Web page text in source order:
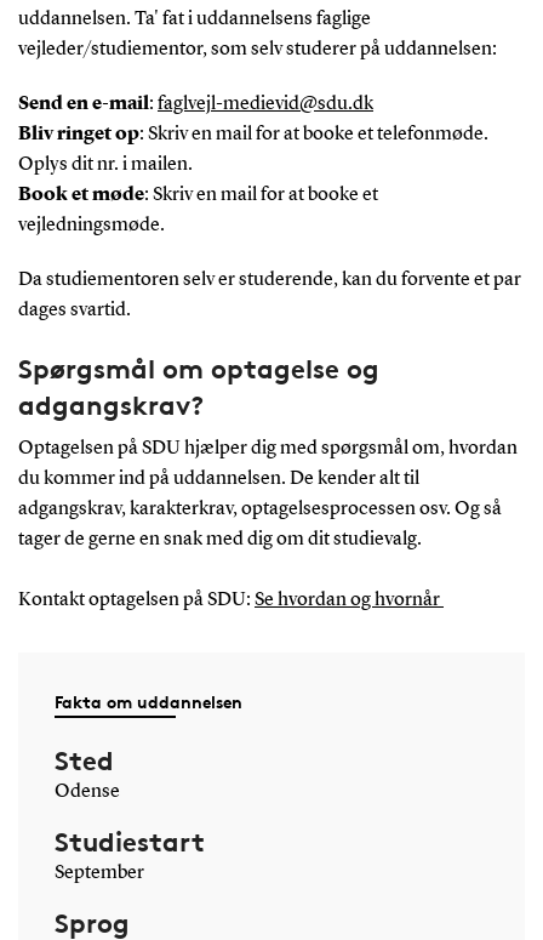
uddannelsen. Ta' fat i uddannelsens faglige
vejleder/studiementor, som selv studerer på uddannelsen:
Send en e-mail: faglvejl-medievid@sdu.dk
Bliv ringet op: Skriv en mail for at booke et telefonmøde.
Oplys dit nr. i mailen.
Book et møde: Skriv en mail for at booke et
vejledningsmøde.
Da studiementoren selv er studerende, kan du forvente et par
dages svartid.
Spørgsmål om optagelse og
adgangskrav?
Optagelsen på SDU hjælper dig med spørgsmål om, hvordan
du kommer ind på uddannelsen. De kender alt til
adgangskrav, karakterkrav, optagelsesprocessen osv. Og så
tager de gerne en snak med dig om dit studievalg.
Kontakt optagelsen på SDU: Se hvordan og hvornår
Fakta om uddannelsen
Sted
Odense
Studiestart
September
Sprog